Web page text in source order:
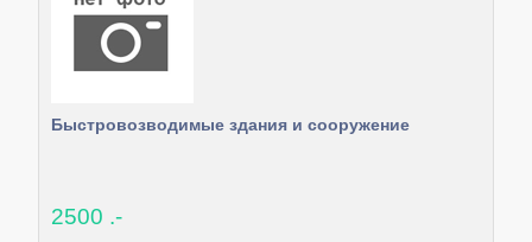
Быстровозводимые здания и сооружение
2500 .-